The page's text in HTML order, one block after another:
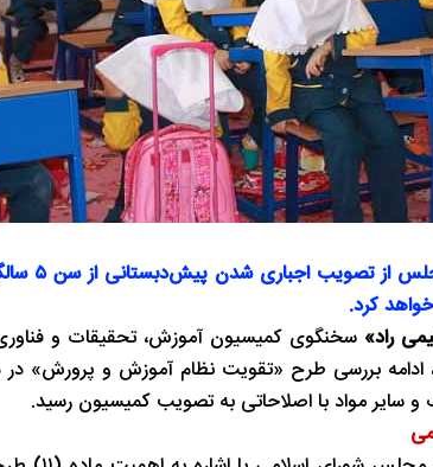
‌راد» سخنگوی کمیسیون آموزش، تحقیقات و